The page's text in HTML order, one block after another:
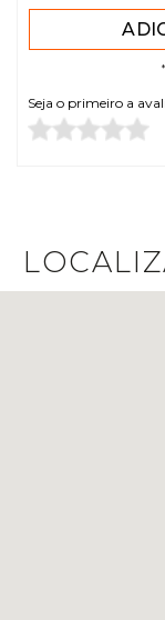
Seja o primeiro a